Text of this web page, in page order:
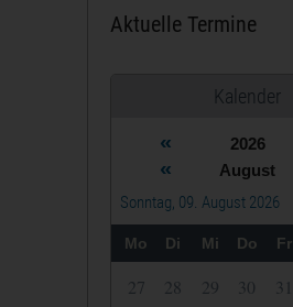
Aktuelle Termine
Kalender
« 2026
«
August
Sonntag, 09. August 2026
Mo Di Mi Do Fr
27 28 29 30 31